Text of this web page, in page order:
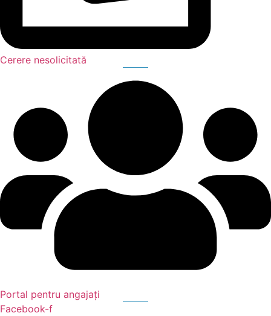
Cerere nesolicitată
Portal pentru angajați
Facebook-f